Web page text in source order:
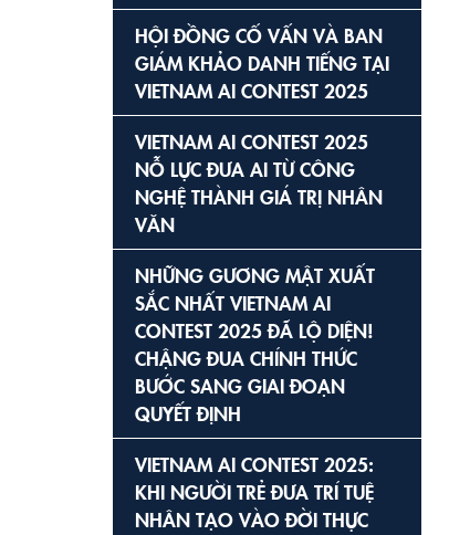
HỘI ĐỒNG CỐ VẤN VÀ BAN
GIÁM KHẢO DANH TIẾNG TẠI
VIETNAM AI CONTEST 2025
VIETNAM AI CONTEST 2025
NỖ LỰC ĐƯA AI TỪ CÔNG
NGHỆ THÀNH GIÁ TRỊ NHÂN
VĂN
NHỮNG GƯƠNG MẶT XUẤT
SẮC NHẤT VIETNAM AI
CONTEST 2025 ĐÃ LỘ DIỆN!
CHẶNG ĐUA CHÍNH THỨC
BƯỚC SANG GIAI ĐOẠN
QUYẾT ĐỊNH
VIETNAM AI CONTEST 2025:
KHI NGƯỜI TRẺ ĐƯA TRÍ TUỆ
NHÂN TẠO VÀO ĐỜI THỰC